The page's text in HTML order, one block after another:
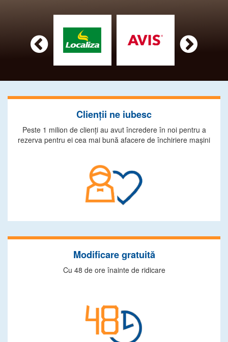
 
Clienţii ne iubesc
Peste 1 milion de clienţi au avut încredere în noi pentru a
rezerva pentru ei cea mai bună afacere de închiriere maşini
Modificare gratuită
Cu 48 de ore înainte de ridicare